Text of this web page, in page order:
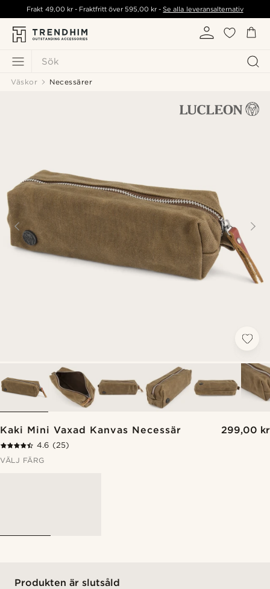
Sök
Frakt 49,00 kr- Fraktfritt över595,00 kr -Se alla leveransalternativ
Väskor Necessärer
Kaki Mini Vaxad Kanvas Necessär 299,00 kr
4.6 (25)
VÄLJ FÄRG
Produkten är slutsåld